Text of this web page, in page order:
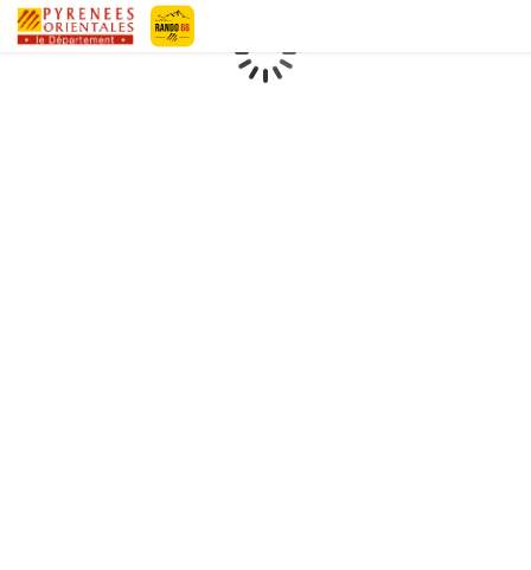
Pyrénées-Orientales Le Département
Chargement